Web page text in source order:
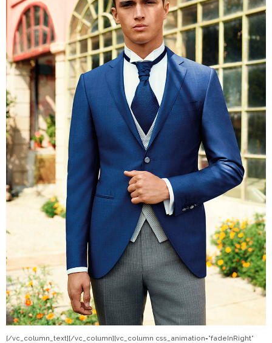
[/vc_column_text][/vc_column][vc_column css_animation=”fadeInRight”